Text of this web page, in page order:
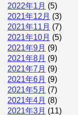
2022年1月 (5)
2021年12月 (3)
2021年11月 (7)
2021年10月 (5)
2021年9月 (9)
2021年8月 (9)
2021年7月 (9)
2021年6月 (9)
2021年5月 (7)
2021年4月 (8)
2021年3月 (11)